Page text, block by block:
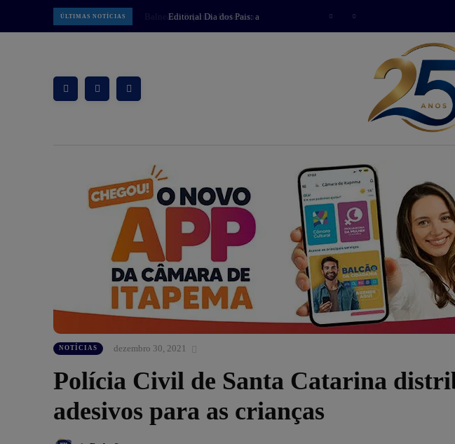
ÚLTIMAS NOTÍCIAS
Editorial Dia dos Pais: a
importância de quem nos ensina a
NOTÍCIAS dezembro 30, 2021
Polícia Civil de Santa Catarina
adesivos para as crianças